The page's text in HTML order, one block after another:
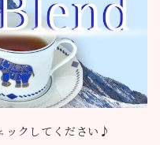
ックしてください♪